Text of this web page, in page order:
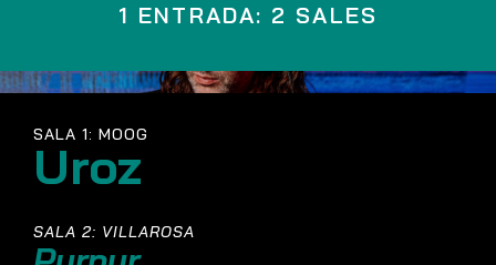
1 ENTRADA: 2 SALES
SALA 1: MOOG
Uroz
SALA 2: VILLAROSA